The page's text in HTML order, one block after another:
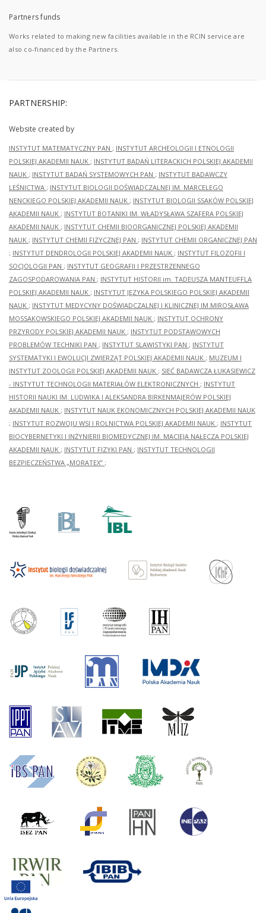
Partners funds
Works related to making new facilities available in the RCIN service are
also co-financed by the Partners.
PARTNERSHIP:
Website created by
INSTYTUT MATEMATYCZNY PAN ; INSTYTUT ARCHEOLOGII I ETNOLOGII
POLSKIEJ AKADEMII NAUK ; INSTYTUT BADAŃ LITERACKICH POLSKIEJ AKADEMII
NAUK ; INSTYTUT BADAŃ SYSTEMOWYCH PAN ; INSTYTUT BADAWCZY
LEŚNICTWA ; INSTYTUT BIOLOGII DOŚWIADCZALNEJ IM. MARCELEGO
NENCKIEGO POLSKIEJ AKADEMII NAUK ; INSTYTUT BIOLOGII SSAKÓW POLSKIEJ
AKADEMII NAUK ; INSTYTUT BOTANIKI IM. WŁADYSŁAWA SZAFERA POLSKIEJ
AKADEMII NAUK ; INSTYTUT CHEMII BIOORGANICZNEJ POLSKIEJ AKADEMII
NAUK ; INSTYTUT CHEMII FIZYCZNEJ PAN ; INSTYTUT CHEMII ORGANICZNEJ PAN
; INSTYTUT DENDROLOGII POLSKIEJ AKADEMII NAUK ; INSTYTUT FILOZOFII I
SOCJOLOGII PAN ; INSTYTUT GEOGRAFII I PRZESTRZENNEGO
ZAGOSPODAROWANIA PAN ; INSTYTUT HISTORII im. TADEUSZA MANTEUFFLA
POLSKIEJ AKADEMII NAUK ; INSTYTUT JĘZYKA POLSKIEGO POLSKIEJ AKADEMII
NAUK ; INSTYTUT MEDYCYNY DOŚWIADCZALNEJ I KLINICZNEJ IM.MIROSŁAWA
MOSSAKOWSKIEGO POLSKIEJ AKADEMII NAUK ; INSTYTUT OCHRONY
PRZYRODY POLSKIEJ AKADEMII NAUK ; INSTYTUT PODSTAWOWYCH
PROBLEMÓW TECHNIKI PAN ; INSTYTUT SLAWISTYKI PAN ; INSTYTUT
SYSTEMATYKI I EWOLUCJI ZWIERZĄT POLSKIEJ AKADEMII NAUK ; MUZEUM I
INSTYTUT ZOOLOGII POLSKIEJ AKADEMII NAUK ; SIEĆ BADAWCZA ŁUKASIEWICZ
- INSTYTUT TECHNOLOGII MATERIAŁÓW ELEKTRONICZNYCH ; INSTYTUT
HISTORII NAUKI IM. LUDWIKA I ALEKSANDRA BIRKENMAJERÓW POLSKIEJ
AKADEMII NAUK ; INSTYTUT NAUK EKONOMICZNYCH POLSKIEJ AKADEMII NAUK
; INSTYTUT ROZWOJU WSI I ROLNICTWA POLSKIEJ AKADEMII NAUK ; INSTYTUT
BIOCYBERNETYKI I INŻYNIERII BIOMEDYCZNEJ IM. MACIEJA NAŁĘCZA POLSKIEJ
AKADEMII NAUK ; INSTYTUT FIZYKI PAN ; INSTYTUT TECHNOLOGII
BEZPIECZEŃSTWA „MORATEX” ;